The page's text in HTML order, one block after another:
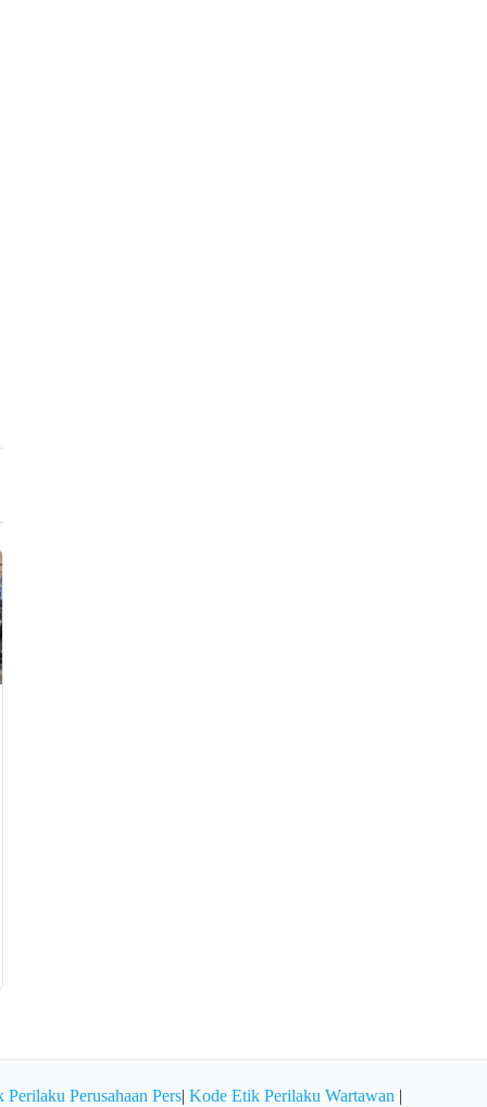
Perusahaan Pers| Kode Etik Perilaku Wartawan |